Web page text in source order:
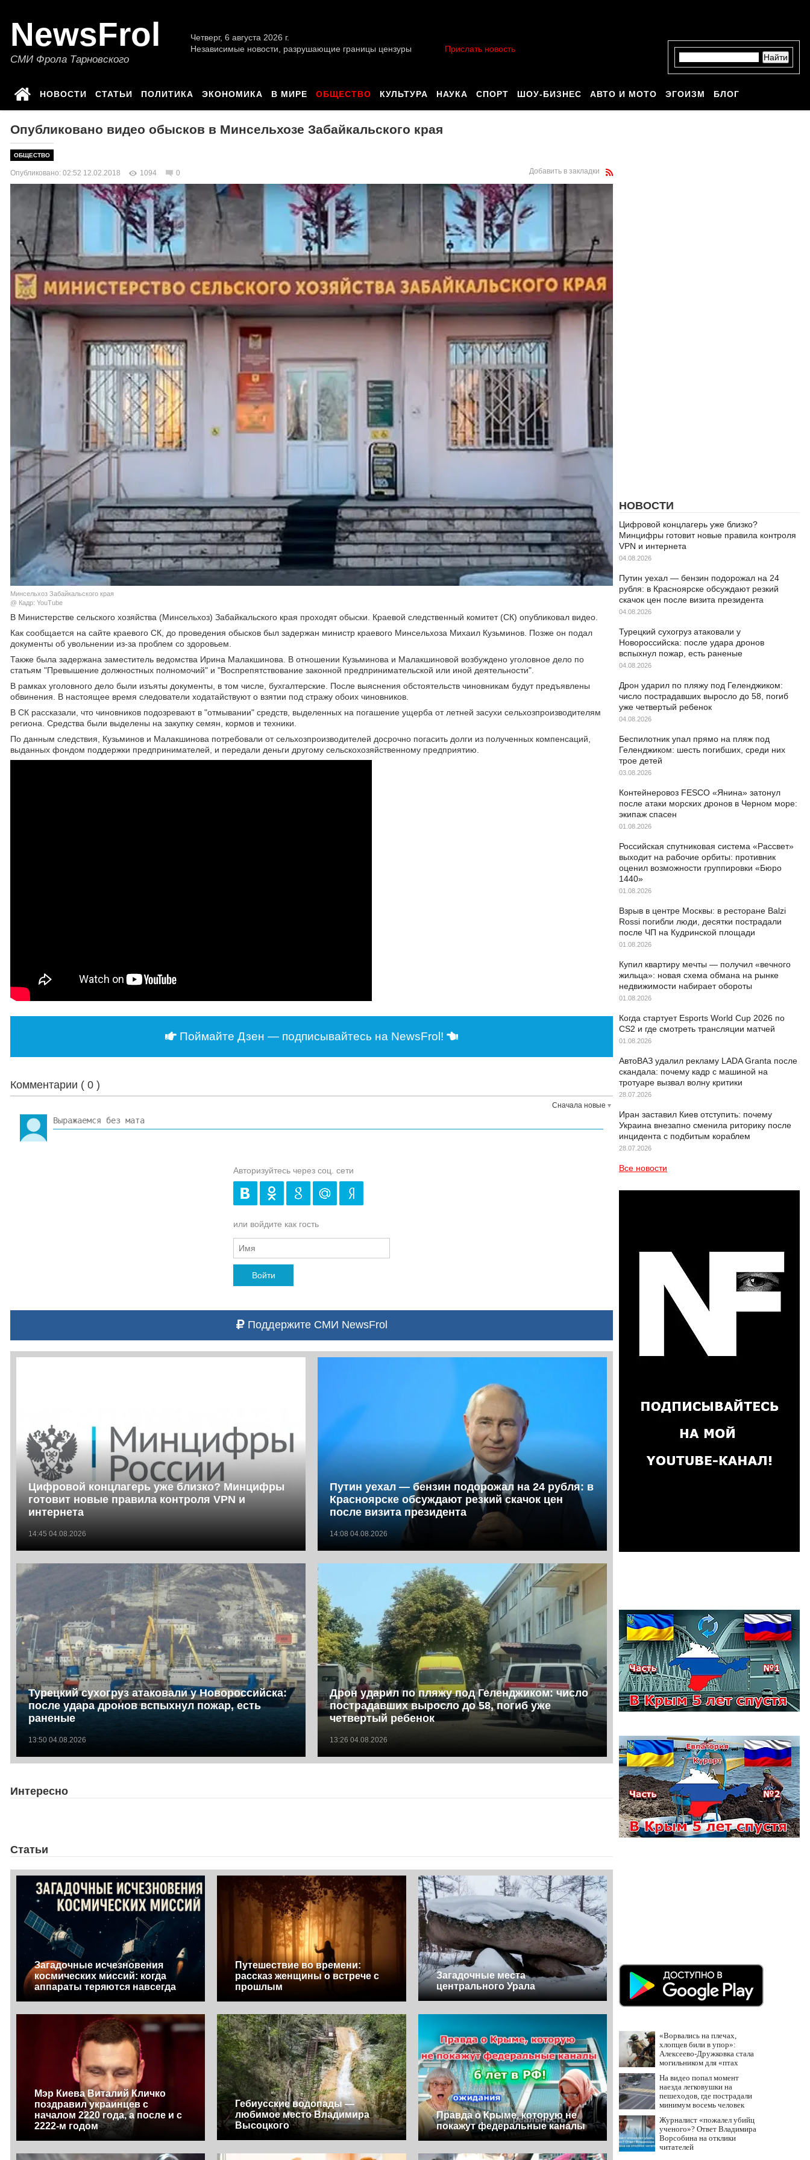
NewsFrol
СМИ Фрола Тарновского
Четверг, 6 августа 2026 г.
Независимые новости, разрушающие границы цензуры
Прислать новость
НОВОСТИ СТАТЬИ ПОЛИТИКА ЭКОНОМИКА В МИРЕ ОБЩЕСТВО КУЛЬТУРА НАУКА СПОРТ ШОУ-БИЗНЕС АВТО И МОТО ЭГОИЗМ БЛОГ
Опубликовано видео обысков в Минсельхозе Забайкальского края
ОБЩЕСТВО
Опубликовано: 02:52 12.02.2018 1094 0 Добавить в закладки
Минсельхоз Забайкальского края
@ Кадр: YouTube
В Министерстве сельского хозяйства (Минсельхоз) Забайкальского края проходят обыски. Краевой следственный комитет (СК) опубликовал видео.
Как сообщается на сайте краевого СК, до проведения обысков был задержан министр краевого Минсельхоза Михаил Кузьминов. Позже он подал
документы об увольнении из-за проблем со здоровьем.
Также была задержана заместитель ведомства Ирина Малакшинова. В отношении Кузьминова и Малакшиновой возбуждено уголовное дело по
статьям "Превышение должностных полномочий" и "Воспрепятствование законной предпринимательской или иной деятельности".
В рамках уголовного дело были изъяты документы, в том числе, бухгалтерские. После выяснения обстоятельств чиновникам будут предъявлены
обвинения. В настоящее время следователи ходатайствуют о взятии под стражу обоих чиновников.
В СК рассказали, что чиновников подозревают в "отмывании" средств, выделенных на погашение ущерба от летней засухи сельхозпроизводителям
региона. Средства были выделены на закупку семян, кормов и техники.
По данным следствия, Кузьминов и Малакшинова потребовали от сельхозпроизводителей досрочно погасить долги из полученных компенсаций,
выданных фондом поддержки предпринимателей, и передали деньги другому сельскохозяйственному предприятию.
Поймайте Дзен — подписывайтесь на NewsFrol!
Комментарии ( 0 )
Сначала новые
Авторизуйтесь через соц. сети
или войдите как гость
Войти
Поддержите СМИ NewsFrol
Цифровой концлагерь уже близко? Минцифры
готовит новые правила контроля VPN и
интернета
14:45 04.08.2026
Путин уехал — бензин подорожал на 24 рубля: в
Красноярске обсуждают резкий скачок цен
после визита президента
14:08 04.08.2026
Турецкий сухогруз атаковали у Новороссийска:
после удара дронов вспыхнул пожар, есть
раненые
13:50 04.08.2026
Дрон ударил по пляжу под Геленджиком: число
пострадавших выросло до 58, погиб уже
четвертый ребенок
13:26 04.08.2026
Интересно
Статьи
Загадочные исчезновения
космических миссий: когда
аппараты теряются навсегда
Путешествие во времени:
рассказ женщины о встрече с
прошлым
Загадочные места
центрального Урала
Мэр Киева Виталий Кличко
поздравил украинцев с
началом 2220 года, а после и с
2222-м годом
Гебиусские водопады —
любимое место Владимира
Высоцкого
Правда о Крыме, которую не
покажут федеральные каналы
НОВОСТИ
Цифровой концлагерь уже близко?
Минцифры готовит новые правила контроля
VPN и интернета
04.08.2026
Путин уехал — бензин подорожал на 24
рубля: в Красноярске обсуждают резкий
скачок цен после визита президента
04.08.2026
Турецкий сухогруз атаковали у
Новороссийска: после удара дронов
вспыхнул пожар, есть раненые
04.08.2026
Дрон ударил по пляжу под Геленджиком:
число пострадавших выросло до 58, погиб
уже четвертый ребенок
04.08.2026
Беспилотник упал прямо на пляж под
Геленджиком: шесть погибших, среди них
трое детей
03.08.2026
Контейнеровоз FESCO «Янина» затонул
после атаки морских дронов в Черном море:
экипаж спасен
01.08.2026
Российская спутниковая система «Рассвет»
выходит на рабочие орбиты: противник
оценил возможности группировки «Бюро
1440»
01.08.2026
Взрыв в центре Москвы: в ресторане Balzi
Rossi погибли люди, десятки пострадали
после ЧП на Кудринской площади
01.08.2026
Купил квартиру мечты — получил «вечного
жильца»: новая схема обмана на рынке
недвижимости набирает обороты
01.08.2026
Когда стартует Esports World Cup 2026 по
CS2 и где смотреть трансляции матчей
01.08.2026
АвтоВАЗ удалил рекламу LADA Granta после
скандала: почему кадр с машиной на
тротуаре вызвал волну критики
28.07.2026
Иран заставил Киев отступить: почему
Украина внезапно сменила риторику после
инцидента с подбитым кораблем
28.07.2026
Все новости
«Ворвались на плечах,
хлопцев били в упор»:
Алексеево-Дружковка стала
могильником для «птах
На видео попал момент
наезда легковушки на
пешеходов, где пострадали
минимум восемь человек
Журналист «пожалел убийц
ученого»? Ответ Владимира
Ворсобина на отклики
читателей